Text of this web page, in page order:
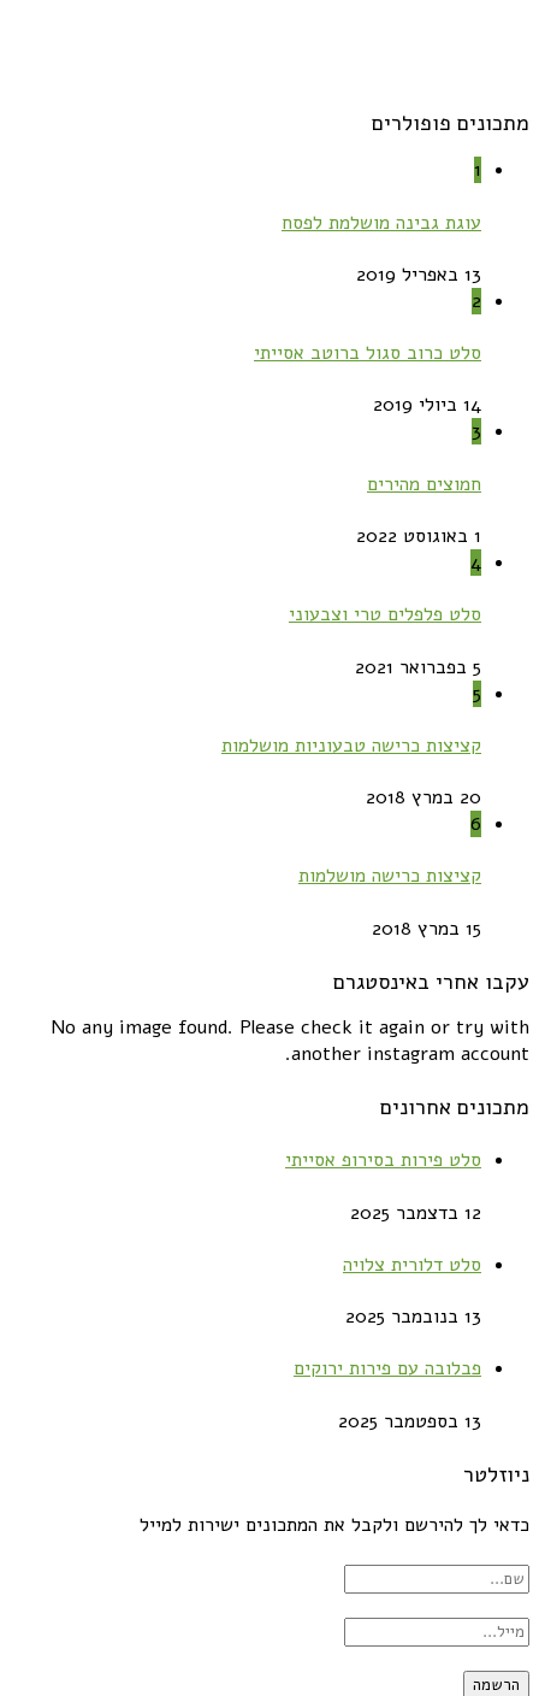
מתכונים פופולרים
1
עוגת גבינה מושלמת לפסח
13 באפריל 2019
2
סלט כרוב סגול ברוטב אסייתי
14 ביולי 2019
3
חמוצים מהירים
1 באוגוסט 2022
4
סלט פלפלים טרי וצבעוני
5 בפברואר 2021
5
קציצות כרישה טבעוניות מושלמות
20 במרץ 2018
6
קציצות כרישה מושלמות
15 במרץ 2018
עקבו אחרי באינסטגרם
No any image found. Please check it again or try with
another instagram account.
מתכונים אחרונים
סלט פירות בסירופ אסייתי
12 בדצמבר 2025
סלט דלורית צלויה
13 בנובמבר 2025
פבלובה עם פירות ירוקים
13 בספטמבר 2025
ניוזלטר
כדאי לך להירשם ולקבל את המתכונים ישירות למייל